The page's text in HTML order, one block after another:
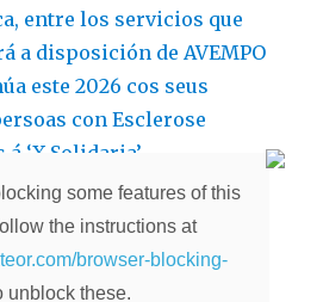
entre los servicios que
a disposición de AVEMPO
este 2026 cos seus
con Esclerose
‘X Solidaria’
servicio de
que busca ganar en
autonomía
some features of this
the instructions at
browser-blocking-
unblock these.